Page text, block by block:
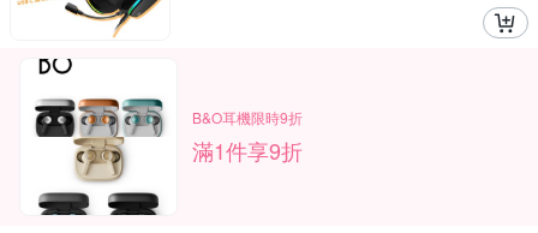
B&O耳機限時9折
滿1件享9折